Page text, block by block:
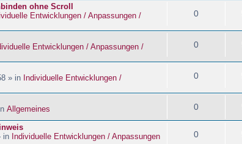
ohne Scroll
Entwicklungen / Anpassungen /
0
Entwicklungen / Anpassungen /
0
» in Individuelle Entwicklungen /
0
Allgemeines 0
in Individuelle Entwicklungen / Anpassungen
0